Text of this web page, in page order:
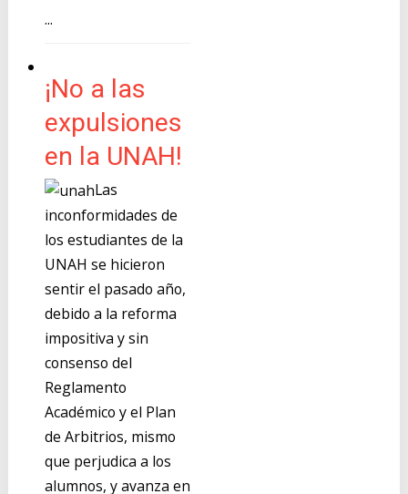
...
¡No a las
expulsiones
en la UNAH!
Las
inconformidades de
los estudiantes de la
UNAH se hicieron
sentir el pasado año,
debido a la reforma
impositiva y sin
consenso del
Reglamento
Académico y el Plan
de Arbitrios, mismo
que perjudica a los
alumnos, y avanza en